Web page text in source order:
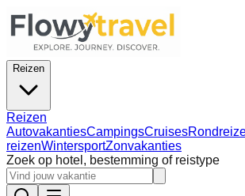
Reizen
Reizen
AutovakantiesCampingsCruises
reizenWintersportZonvakanties
Zoek op hotel, bestemming of reistype